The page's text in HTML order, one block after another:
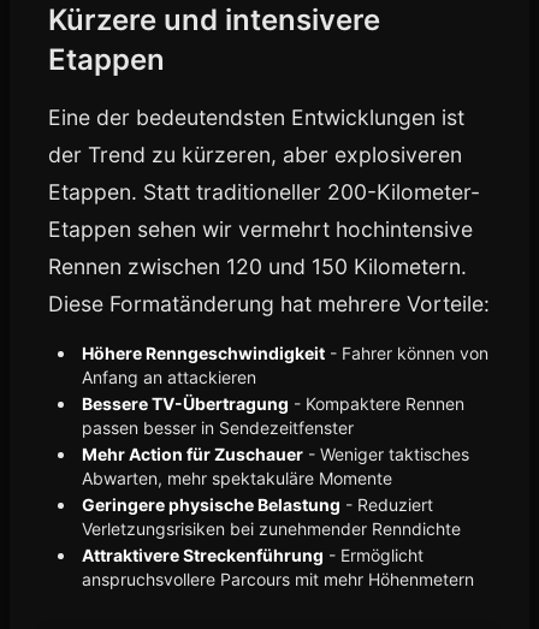
Kürzere und intensivere
Etappen
Eine der bedeutendsten Entwicklungen ist
der Trend zu kürzeren, aber explosiveren
Etappen. Statt traditioneller 200-Kilometer-
Etappen sehen wir vermehrt hochintensive
Rennen zwischen 120 und 150 Kilometern.
Diese Formatänderung hat mehrere Vorteile:
Höhere Renngeschwindigkeit - Fahrer können von
Anfang an attackieren
Bessere TV-Übertragung - Kompaktere Rennen
passen besser in Sendezeitfenster
Mehr Action für Zuschauer - Weniger taktisches
Abwarten, mehr spektakuläre Momente
Geringere physische Belastung - Reduziert
Verletzungsrisiken bei zunehmender Renndichte
Attraktivere Streckenführung - Ermöglicht
anspruchsvollere Parcours mit mehr Höhenmetern